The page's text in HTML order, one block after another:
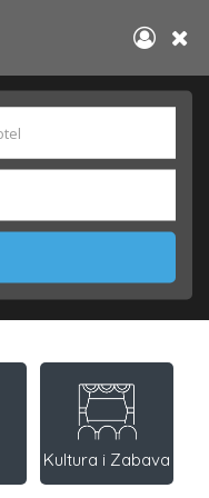
Kultura i Zabava